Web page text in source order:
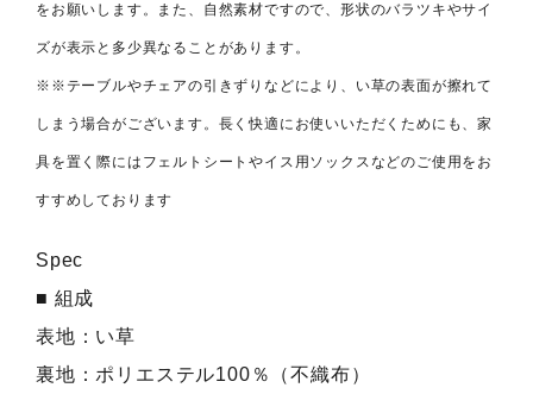
をお願いします。また、自然素材ですので、形状のバラツキやサイ
ズが表示と多少異なることがあります。
※※テーブルやチェアの引きずりなどにより、い草の表面が擦れて
しまう場合がございます。長く快適にお使いいただくためにも、家
具を置く際にはフェルトシートやイス用ソックスなどのご使用をお
すすめしております
Spec
■ 組成
表地：い草
裏地：ポリエステル100％（不織布）